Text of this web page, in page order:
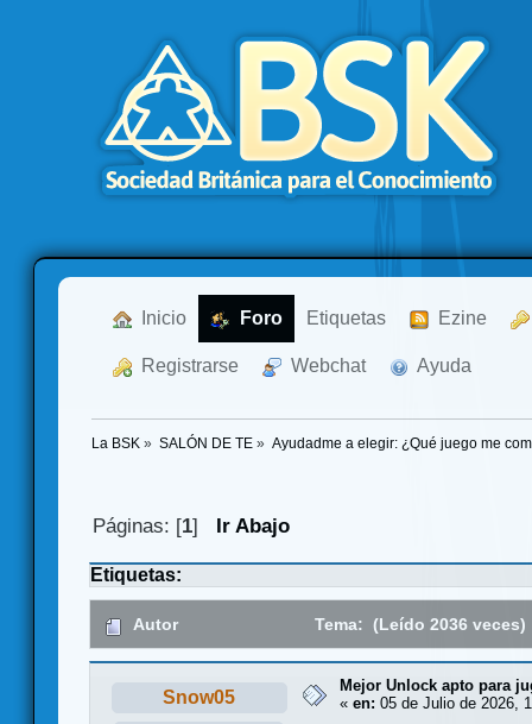
Inicio Foro Etiquetas Ezine
Registrarse Webchat Ayuda
La BSK » SALÓN DE TE » Ayudadme a elegir: ¿Qué juego me
Páginas: [1] Ir Abajo
Etiquetas:
Autor Tema: (Leído 2036 veces)
Snow05
Mejor Unlock apto para
« en: 05 de Julio de 2026,